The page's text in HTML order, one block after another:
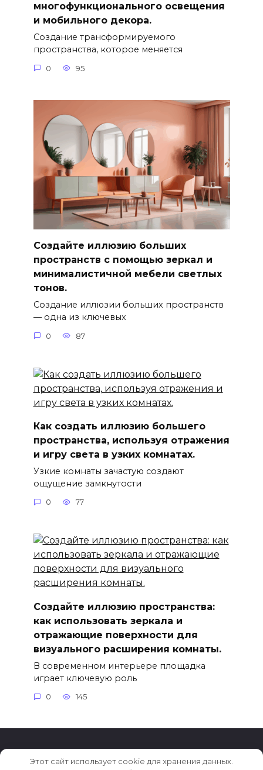
многофункционального освещения
и мобильного декора.
Создание трансформируемого
пространства, которое меняется
0 95
Создайте иллюзию больших
пространств с помощью зеркал и
минималистичной мебели светлых
тонов.
Создание иллюзии больших пространств
— одна из ключевых
0 87
Как создать иллюзию большего
пространства, используя отражения
и игру света в узких комнатах.
Узкие комнаты зачастую создают
ощущение замкнутости
0 77
Создайте иллюзию пространства:
как использовать зеркала и
отражающие поверхности для
визуального расширения комнаты.
В современном интерьере площадка
играет ключевую роль
0 145
© 2026 Тренды в дизайне
Этот сайт использует cookie для хранения данных.